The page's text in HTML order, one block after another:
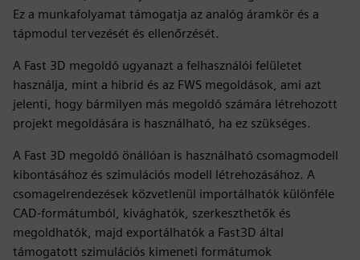
Ez a munkafolyamat támogatja az analóg áramkör és a
tápmodul tervezését és ellenőrzését.
A Fast 3D megoldó ugyanazt a felhasználói felületet
használja, mint a hibrid és az FWS megoldások, ami azt
jelenti, hogy bármilyen más megoldó számára létrehozott
projekt megoldására is használható, ha ez szükséges.
A Fast 3D megoldó önállóan is használható csomagmodell
kibontásához és szimulációs modell létrehozásához. A
csomagelrendezések közvetlenül importálhatók különféle
CAD-formátumból, kivághatók, szerkeszthetők és
megoldhatók, majd exportálhatók a Fast3D által
támogatott szimulációs kimeneti formátumok